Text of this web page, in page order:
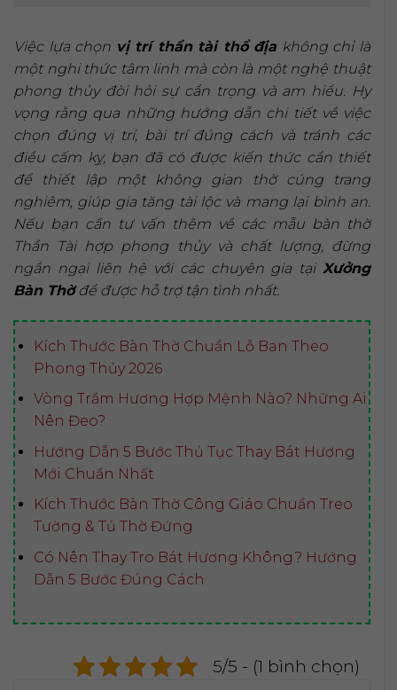
Việc lựa chọn vị trí thần tài thổ địa không chỉ là
một nghi thức tâm linh mà còn là một nghệ thuật
phong thủy đòi hỏi sự cẩn trọng và am hiểu. Hy
vọng rằng qua những hướng dẫn chi tiết về việc
chọn đúng vị trí, bài trí đúng cách và tránh các
điều cấm kỵ, bạn đã có được kiến thức cần thiết
để thiết lập một không gian thờ cúng trang
nghiêm, giúp gia tăng tài lộc và mang lại bình an.
Nếu bạn cần tư vấn thêm về các mẫu bàn thờ
Thần Tài hợp phong thủy và chất lượng, đừng
ngần ngại liên hệ với các chuyên gia tại Xưởng
Bàn Thờđể được hỗ trợ tận tình nhất.
Kích Thước Bàn Thờ Chuẩn Lỗ Ban Theo
Phong Thủy 2026
Vòng Trầm Hương Hợp Mệnh Nào? Những Ai
Nên Đeo?
Hướng Dẫn 5 Bước Thủ Tục Thay Bát Hương
Mới Chuẩn Nhất
Kích Thước Bàn Thờ Công Giáo Chuẩn Treo
Tường & Tủ Thờ Đứng
Có Nên Thay Tro Bát Hương Không? Hướng
Dẫn 5 Bước Đúng Cách
5/5 - (1 bình chọn)